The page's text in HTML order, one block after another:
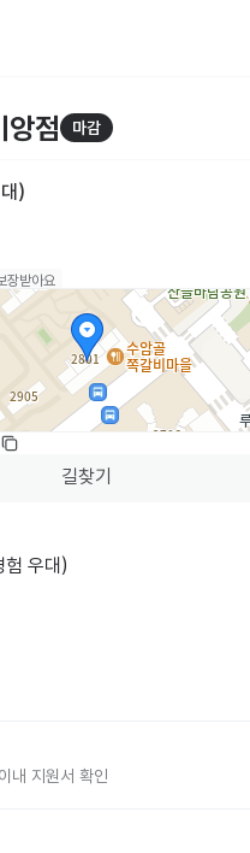
앙점
마감
)
장받아요
길찾기
우대)
내 지원서 확인